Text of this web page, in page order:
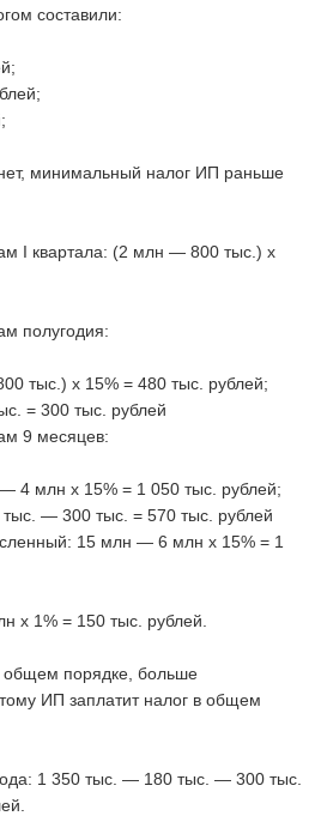
составили:
минимальный налог ИП раньше
I квартала: (2 млн — 800 тыс.) х
полугодия:
тыс.) х 15% = 480 тыс. рублей;
= 300 тыс. рублей
9 месяцев:
4 млн х 15% = 1 050 тыс. рублей;
— 300 тыс. = 570 тыс. рублей
15 млн — 6 млн х 15% = 1
х 1% = 150 тыс. рублей.
общем порядке, больше
ИП заплатит налог в общем
1 350 тыс. — 180 тыс. — 300 тыс.